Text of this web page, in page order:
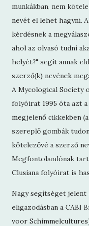
munkákban, nem
nevét el lehet hagyni.
kérdésnek a
ahol az olvasó tudni
helyét?" segít annak
szerző(k) nevének
A Mycological Society
folyóirat 1995 óta azt
megjelenő cikkekben
szereplő gombák
kötelezővé a szerző
Megfontolandónak
Clusiana folyóirat is
Nagy segítséget jelent
eligazodásban a CABI
voor